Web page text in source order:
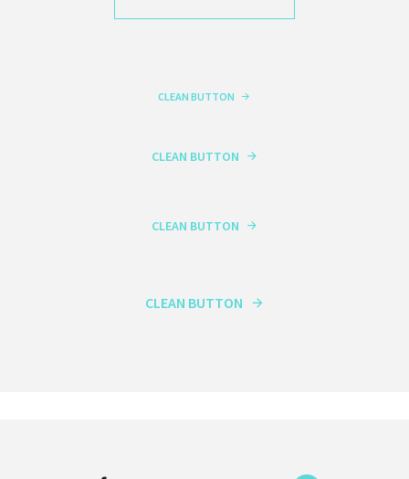
CLEAN BUTTON
CLEAN BUTTON
CLEAN BUTTON
CLEAN BUTTON